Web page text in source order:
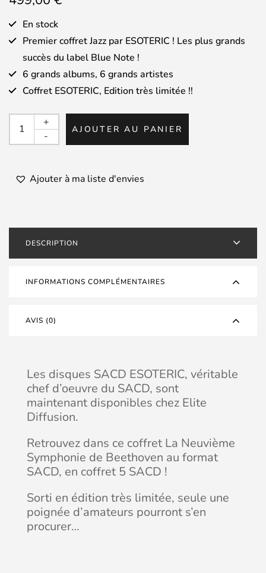
En stock
Premier coffret Jazz par ESOTERIC ! Les plus grands
succès du label Blue Note !
6 grands albums, 6 grands artistes
Coffret ESOTERIC, Edition très limitée !!
quantité
ESOTERIC
Coffret
Blue
-
-
+
AJOUTER AU PANIER
Ajouter à ma liste d'envies
DESCRIPTION
INFORMATIONS COMPLÉMENTAIRES
AVIS (0)
Les disques SACD ESOTERIC, véritable
chef d’oeuvre du SACD, sont
maintenant disponibles chez Elite
Diffusion.
Retrouvez dans ce coffret La Neuvième
Symphonie de Beethoven au format
SACD, en coffret 5 SACD !
Sorti en édition très limitée, seule une
poignée d’amateurs pourront s’en
procurer…